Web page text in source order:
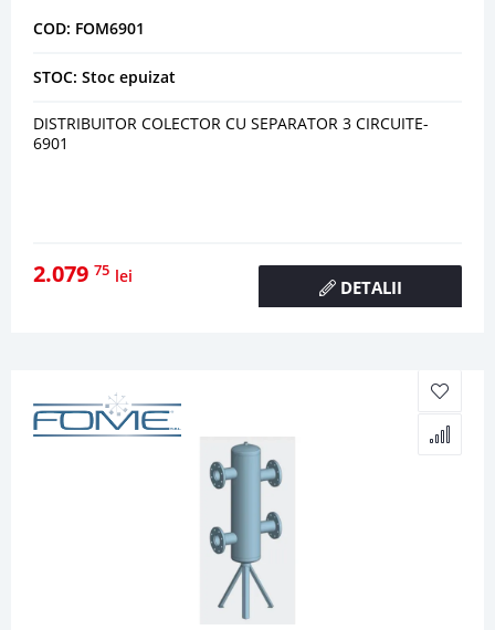
COD: FOM6901
STOC: Stoc epuizat
DISTRIBUITOR COLECTOR CU SEPARATOR 3 CIRCUITE-
6901
2.079 75 lei
DETALII